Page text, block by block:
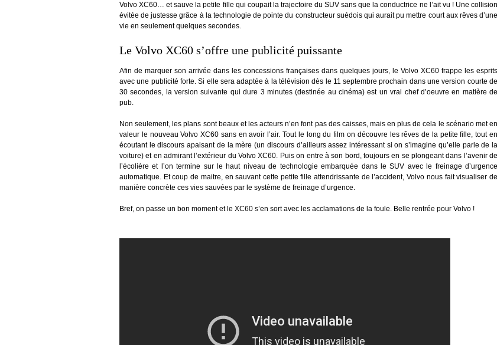
Volvo XC60… et sauve la petite fille qui coupait la trajectoire du SUV sans que la conductrice ne l’ait vu ! Une collision
évitée de justesse grâce à la technologie de pointe du constructeur suédois qui aurait pu mettre court aux rêves d’une
vie en seulement quelques secondes.
Le Volvo XC60 s’offre une publicité puissante
Afin de marquer son arrivée dans les concessions françaises dans quelques jours, le Volvo XC60 frappe les esprits
avec une publicité forte. Si elle sera adaptée à la télévision dès le 11 septembre prochain dans une version courte de
30 secondes, la version suivante qui dure 3 minutes (destinée au cinéma) est un vrai chef d’oeuvre en matière de
pub.
Non seulement, les plans sont beaux et les acteurs n’en font pas des caisses, mais en plus de cela le scénario met en
valeur le nouveau Volvo XC60 sans en avoir l’air. Tout le long du film on découvre les rêves de la petite fille, tout en
écoutant le discours apaisant de la mère (un discours d’ailleurs assez intéressant si on s’imagine qu’elle parle de la
voiture) et en admirant l’extérieur du Volvo XC60. Puis on entre à son bord, toujours en se plongeant dans l’avenir de
l’écolière et l’on termine sur le haut niveau de technologie embarquée dans le SUV avec le freinage d’urgence
automatique. Et coup de maitre, en sauvant cette petite fille attendrissante de l’accident, Volvo nous fait visualiser de
manière concrète ces vies sauvées par le système de freinage d’urgence.
Bref, on passe un bon moment et le XC60 s’en sort avec les acclamations de la foule. Belle rentrée pour Volvo !